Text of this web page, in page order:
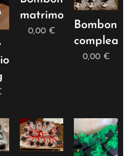
matrimonio
0,00 €
0,00€